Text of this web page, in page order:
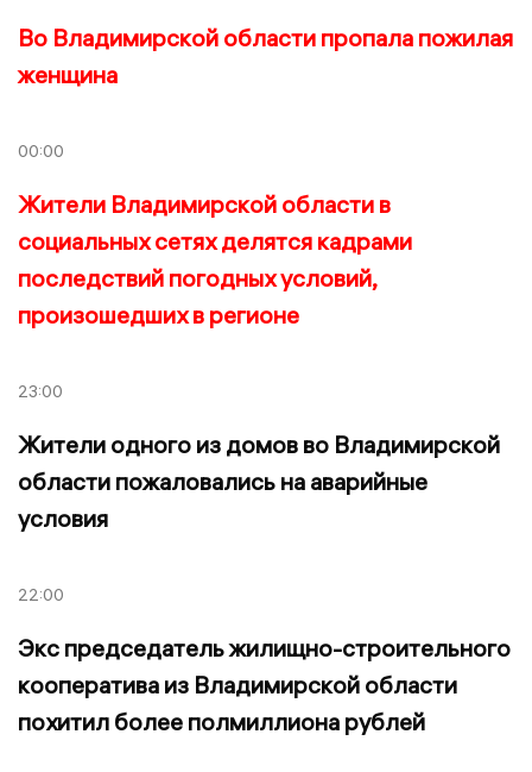
Во Владимирской области пропала пожилая
женщина
00:00
Жители Владимирской области в
социальных сетях делятся кадрами
последствий погодных условий,
произошедших в регионе
23:00
Жители одного из домов во Владимирской
области пожаловались на аварийные
условия
22:00
Экс председатель жилищно-строительного
кооператива из Владимирской области
похитил более полмиллиона рублей